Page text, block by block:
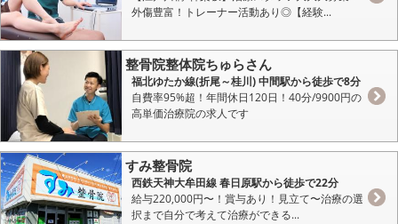
外傷豊富！トレーナー活動あり◎【経験...
整骨院整体院ちゅらさん
福北ゆたか線(折尾～桂川) 中間駅から徒歩で8分
自費率95%超！年間休日120日！40分/9900円の
高単価治療院の求人です
すみ整骨院
西鉄天神大牟田線 春日原駅から徒歩で22分
給与220,000円〜！賞与あり！見立て〜治療の選
択まで自分で考えて治療ができる...